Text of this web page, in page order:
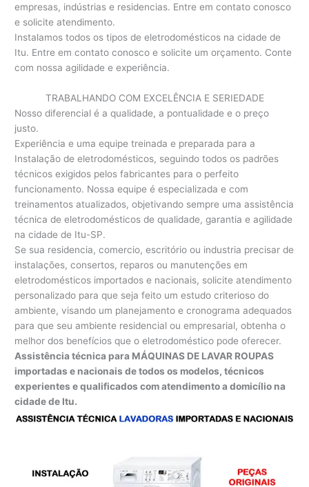
empresas, indústrias e residencias. Entre em contato conosco
e solicite atendimento.
Instalamos todos os tipos de eletrodomésticos na cidade de
Itu. Entre em contato conosco e solicite um orçamento. Conte
com nossa agilidade e experiência.
TRABALHANDO COM EXCELÊNCIA E SERIEDADE
Nosso diferencial é a qualidade, a pontualidade e o preço
justo.
Experiência e uma equipe treinada e preparada para a
Instalação de eletrodomésticos, seguindo todos os padrões
técnicos exigidos pelos fabricantes para o perfeito
funcionamento. Nossa equipe é especializada e com
treinamentos atualizados, objetivando sempre uma assistência
técnica de eletrodomésticos de qualidade, garantia e agilidade
na cidade de Itu-SP.
Se sua residencia, comercio, escritório ou industria precisar de
instalações, consertos, reparos ou manutenções em
eletrodomésticos importados e nacionais, solicite atendimento
personalizado para que seja feito um estudo criterioso do
ambiente, visando um planejamento e cronograma adequados
para que seu ambiente residencial ou empresarial, obtenha o
melhor dos benefícios que o eletrodoméstico pode oferecer.
Assistência técnica para MÁQUINAS DE LAVAR ROUPAS
importadas e nacionais de todos os modelos, técnicos
experientes e qualificados com atendimento a domicílio na
cidade de Itu.